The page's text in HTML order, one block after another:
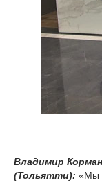
Владимир
(Тольятти): «Мы